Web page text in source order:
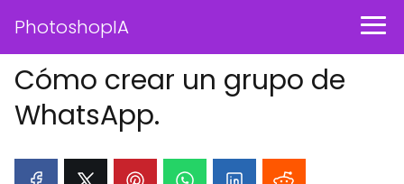
PhotoshopIA
Cómo crear un grupo de
WhatsApp.